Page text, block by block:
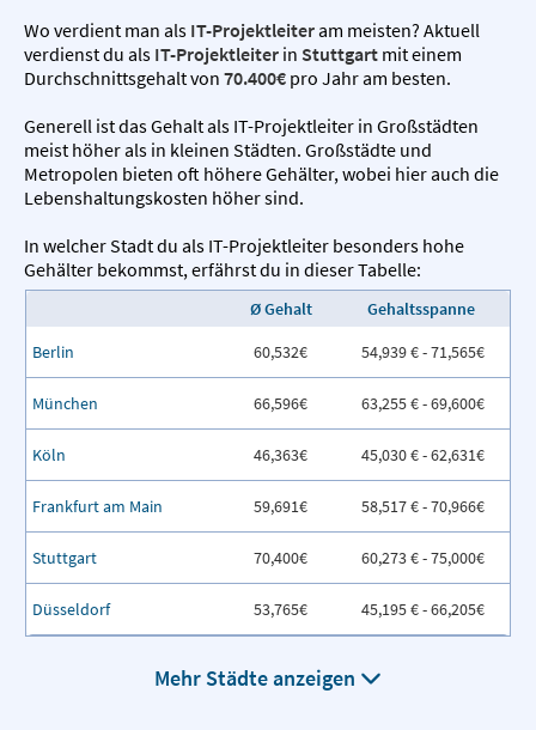
Wo verdient man als IT-Projektleiteram meisten? Aktuell
verdienst du als IT-Projektleiter in Stuttgart mit einem
Durchschnittsgehalt von 70.400€ pro Jahr am besten.
Generell ist das Gehalt als IT-Projektleiter in Großstädten
meist höher als in kleinen Städten. Großstädte und
Metropolen bieten oft höhere Gehälter, wobei hier auch die
Lebenshaltungskosten höher sind.
In welcher Stadt du als IT-Projektleiter besonders hohe
Gehälter bekommst, erfährst du in dieser Tabelle:
Ø Gehalt
Gehaltsspanne
Berlin
60,532€ 54,939 € - 71,565€
München 66,596€ 63,255 € - 69,600€
Köln 46,363€ 45,030 € - 62,631€
Frankfurt am Main 59,691€ 58,517 € - 70,966€
Stuttgart 70,400€ 60,273 € - 75,000€
Düsseldorf 53,765€ 45,195 € - 66,205€
Mehr Städte anzeigen